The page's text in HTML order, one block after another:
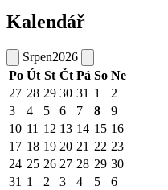
Kalendář
Srpen2026
Po Út St Čt Pá So Ne
27 28 29 30 31 1
2
3
4 5 6 7 8
9
10 11 12 13 14 15 16
17 18 19 20 21 22 23
24 25 26 27 28 29 30
31 1 2 3 4 5 6